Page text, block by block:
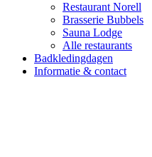
Restaurant Norell
Brasserie Bubbels
Sauna Lodge
Alle restaurants
Badkledingdagen
Informatie & contact